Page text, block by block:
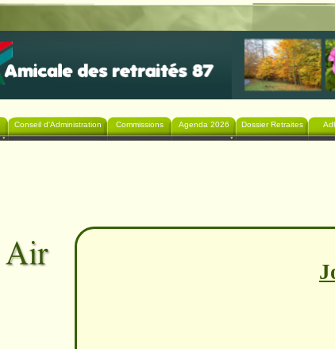
Conseil d'Administration Commissions Agenda 2026 Dossier Retraites